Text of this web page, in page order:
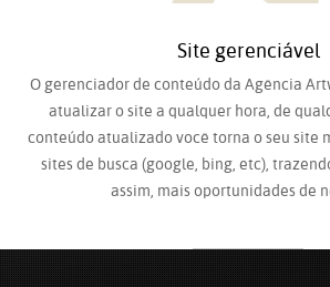
Site gerenciável
O gerenciador de conteúdo da Agência
atualizar o site a qualquer hora, de
conteúdo atualizado você torna o seu site
sites de busca (google, bing, etc),
assim, mais oportunidades de